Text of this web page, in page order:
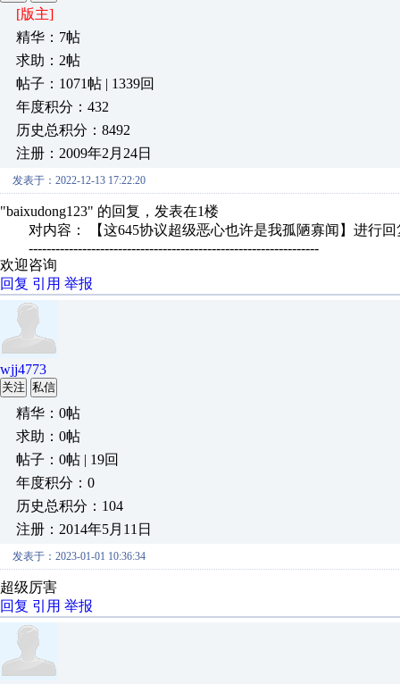
[版主]
精华：7帖
求助：2帖
帖子：1071帖 | 1339回
年度积分：432
历史总积分：8492
注册：2009年2月24日
发表于：2022-12-13 17:22:20
"baixudong123" 的回复，发表在1楼
对内容： 【这645协议超级恶心也许是我孤陋寡闻】进行回
-----------------------------------------------------------------
欢迎咨询
回复 引用 举报
wjj4773
关注 私信
精华：0帖
求助：0帖
帖子：0帖 | 19回
年度积分：0
历史总积分：104
注册：2014年5月11日
发表于：2023-01-01 10:36:34
超级厉害
回复 引用 举报